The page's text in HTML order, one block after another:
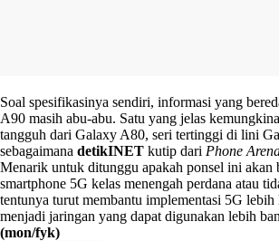
Soal spesifikasinya sendiri, informasi yang
A90 masih abu-abu. Satu yang jelas
tangguh dari Galaxy A80, seri tertinggi di lini
sebagaimana detikINET kutip dari Phone
Menarik untuk ditunggu apakah ponsel ini akan
smartphone 5G kelas menengah perdana atau
tentunya turut membantu implementasi 5G lebih
menjadi jaringan yang dapat digunakan lebih
(mon/fyk)